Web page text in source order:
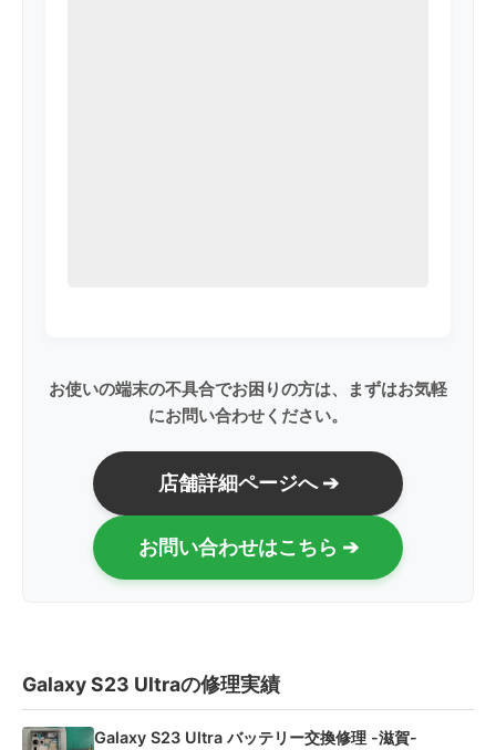
お使いの端末の不具合でお困りの方は、まずはお気軽
にお問い合わせください。
店舗詳細ページへ ➔
お問い合わせはこちら ➔
Galaxy S23 Ultraの修理実績
Galaxy S23 Ultra バッテリー交換修理 -滋賀-